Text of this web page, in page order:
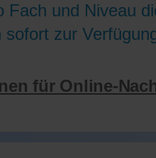
Fach und Niveau
sofort zur
für Online-